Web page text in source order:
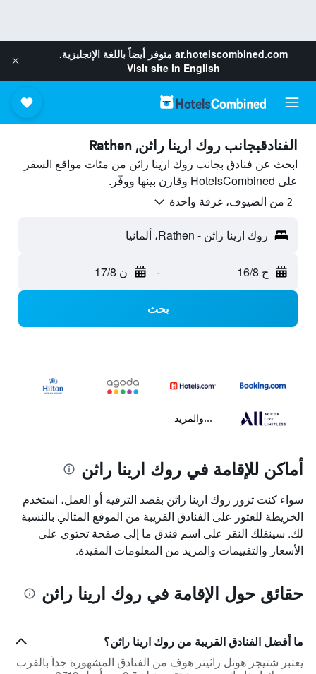
ar.hotelscombined.com متوفر أيضاً باللغة الإنجليزية.
Visit site in English
الفنادقبجانب روك ارينا راثن, Rathen
ابحث عن فنادق بجانب روك ارينا راثن من مئات مواقع السفر
على HotelsCombined وقارن بينها ووفّر.
2 من الضيوف، غرفة واحدة
روك ارينا راثن - Rathen، ألمانيا
ح 16/8 - ن 17/8
بحث
...والمزيد
أماكن للإقامة في روك ارينا راثن
سواء كنت تزور روك ارينا راثن بقصد الترفيه أو العمل، استخدم
الخريطة للعثور على الفنادق القريبة من الموقع المثالي بالنسبة
لك. سينقلك النقر على اسم فندق ما إلى صفحة تحتوي على
الأسعار والتقييمات والمزيد من المعلومات المفيدة.
حقائق حول الإقامة في روك ارينا راثن
ما أفضل الفنادق القريبة من روك ارينا راثن؟
يعتبر شتيجر هوتل راثينر هوف من الفنادق المشهورة جداً بالقرب